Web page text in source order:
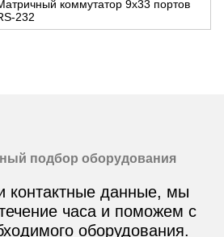
коммутатор 9х33 портов
232
подбор оборудования
контактные данные, мы
часа и поможем с
оборудования.